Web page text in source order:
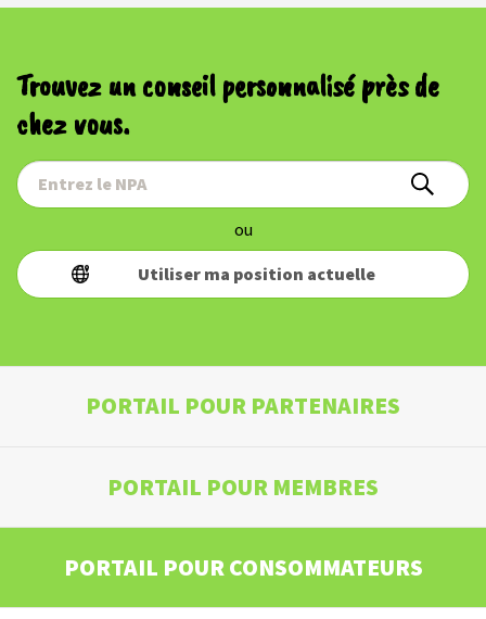
Trouvez un conseil personnalisé près de
chez vous.
ou
Utiliser ma position actuelle
PORTAIL POUR PARTENAIRES
PORTAIL POUR MEMBRES
PORTAIL POUR CONSOMMATEURS